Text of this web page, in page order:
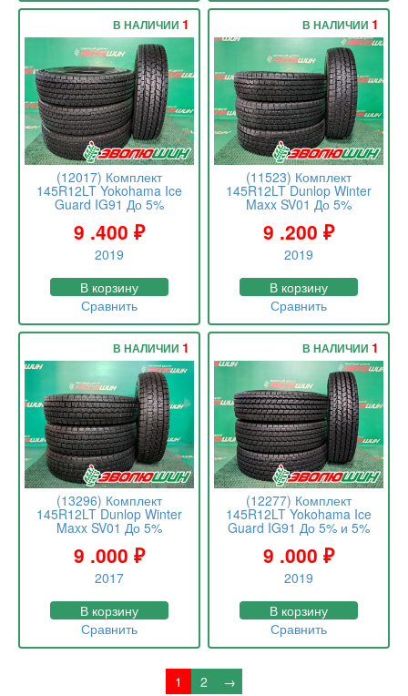
(12017) Комплект
145R12LT Yokohama Ice
Guard IG91 До 5%
9 .400 ₽
2019
В НАЛИЧИИ 1
В корзину
Сравнить
(11523) Комплект
145R12LT Dunlop Winter
Maxx SV01 До 5%
9 .200₽
2019
В НАЛИЧИИ 1
В корзину
Сравнить
(13296) Комплект
145R12LT Dunlop Winter
Maxx SV01 До 5%
9 .000 ₽
2017
В НАЛИЧИИ 1
В корзину
Сравнить
(12277) Комплект
145R12LT Yokohama Ice
Guard IG91 До 5% и 5%
9 .000₽
2019
В НАЛИЧИИ 1
В корзину
Сравнить
1 2 →